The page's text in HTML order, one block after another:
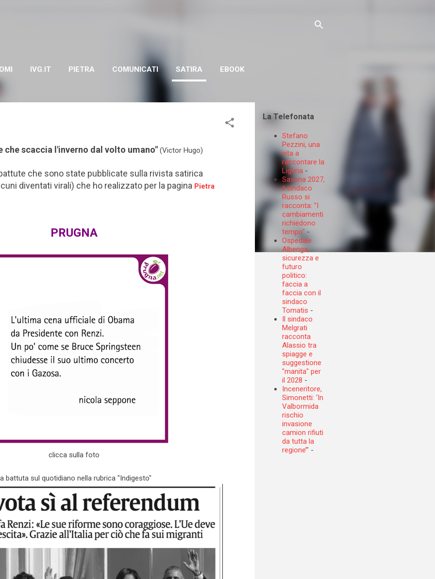
IVG.IT PIETRA COMUNICATI SATIRA EBOOK
La Telefonata
Stefano
Pezzini, una
vita a
raccontare la
Liguria -
Savona 2027,
il sindaco
Russo si
racconta: "I
cambiamenti
richiedono
tempo"-
Ospedale
Albenga,
sicurezza e
futuro
politico:
faccia a
faccia con il
sindaco
Tomatis -
Il sindaco
Melgrati
racconta
Alassio tra
spiagge e
suggestione
"manita" per
il 2028 -
Inceneritore,
Simonetti: ‘In
Valbormida
rischio
invasione
camion rifiuti
da tutta la
regione’” -
che scaccia l'inverno dal volto umano"(Victor Hugo)
che sono state pubblicate sulla rivista satirica
diventati virali) che ho realizzato per la pagina Pietra
PRUGNA
clicca sulla foto
battuta sul quotidiano nella rubrica "Indigesto"